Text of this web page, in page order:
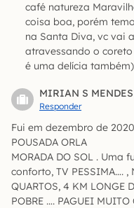
café natureza
coisa boa, porém
na Santa Diva, vc vai
atravessando o
é uma delícia também)
MIRIAN S MENDES
Responder
Fui em dezembro de
POUSADA ORLA
MORADA DO SOL . Uma
conforto, TV PESSIMA…. ,
QUARTOS, 4 KM LONGE
POBRE …. PAGUEI MUITO